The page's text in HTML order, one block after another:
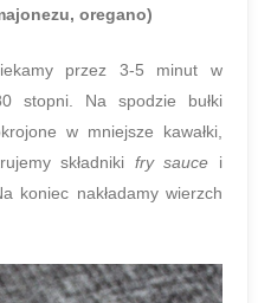
oregano)
przez 3-5 minut w
stopni. Na spodzie bułki
w mniejsze kawałki,
składniki fry sauce i
koniec nakładamy wierzch